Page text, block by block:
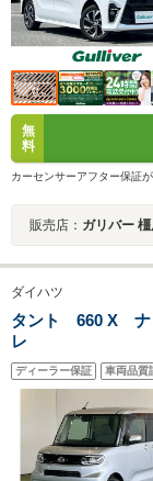
無
料
カーセンサーアフター保証
販売店： ガリバー
ダイハツ
タント 660 X
レ
ディーラー保証 車両品質